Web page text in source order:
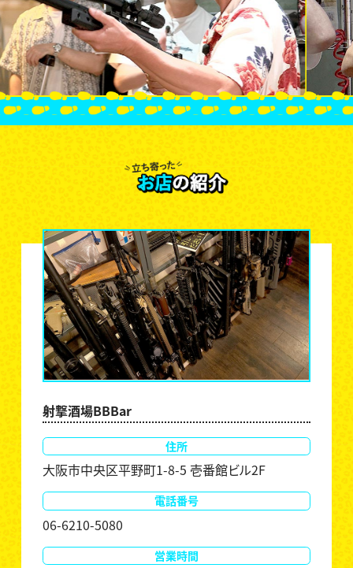
射撃酒場BBBar
住所
大阪市中央区平野町1-8-5 壱番館ビル2F
電話番号
06-6210-5080
営業時間